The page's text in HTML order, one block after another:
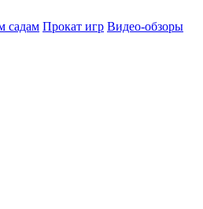
садам Прокат игр Видео-обзоры